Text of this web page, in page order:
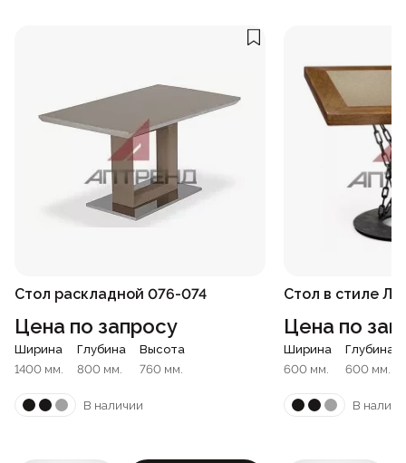
Стол раскладной 076-074
Цена по запросу
Ширина
1400 мм.
Глубина
800 мм.
Высота
760 мм.
В наличии
Стол в стиле
Цена по
Ширина
600 мм.
Глубина
600 мм.
В